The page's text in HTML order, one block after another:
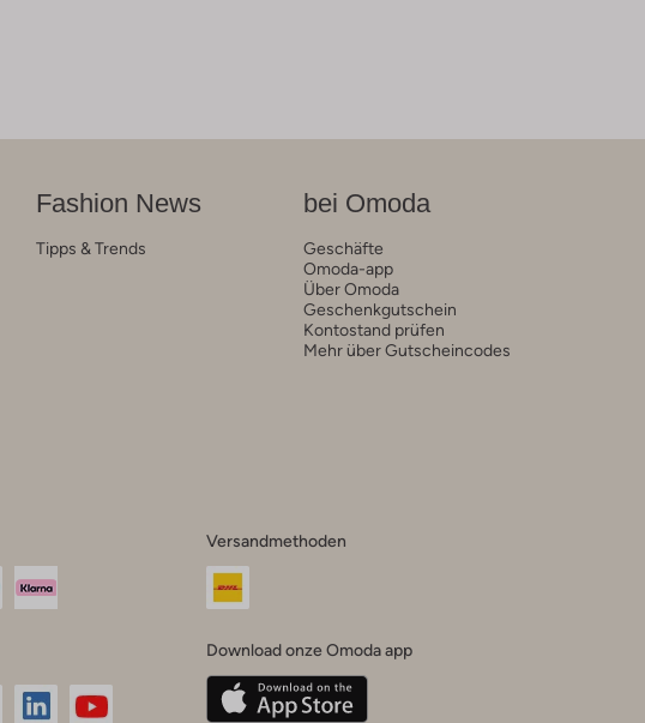
Fashion News
Tipps & Trends
bei Omoda
Geschäfte
Omoda-app
Über Omoda
Geschenkgutschein
Kontostand prüfen
Mehr über Gutscheincodes
Versandmethoden
Download onze Omoda app